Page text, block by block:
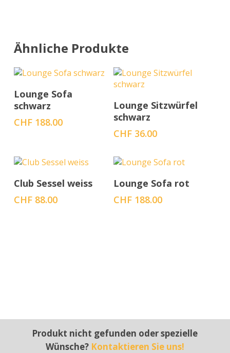
Ähnliche Produkte
In den Warenkorb
Lounge Sofa
schwarz
CHF188.00
In den Warenkorb
Lounge Sitzwürfel
schwarz
CHF 36.00
In den Warenkorb
Club Sessel weiss
CHF88.00
In den Warenkorb
Lounge Sofa rot
CHF 188.00
Produkt nicht gefunden oder spezielle
Wünsche? Kontaktieren Sie uns!